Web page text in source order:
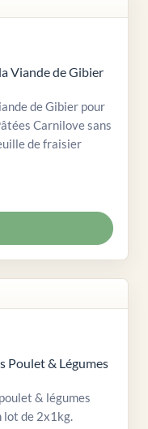
Viande de Gibier
de Gibier pour
Carnilove sans
de fraisier
Poulet & Légumes
& légumes
lot de 2x1kg.